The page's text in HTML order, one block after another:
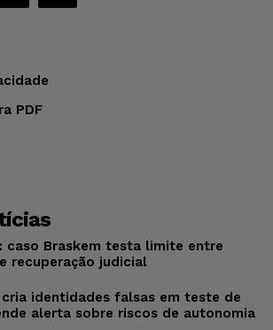
PDF
caso Braskem testa limite entre
recuperação judicial
identidades falsas em teste de
alerta sobre riscos de autonomia